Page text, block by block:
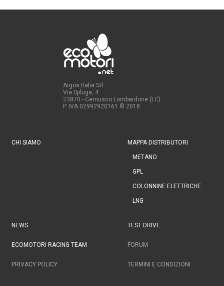
Argos Italia Srl
Via Spluga, 4
23870 - Cernusco Lombardone (LC)
P. IVA 02992920161 © 2018
CHI SIAMO MAPPA DISTRIBUTORI
METANO
GPL
COLONNINE ELETTRICHE
LNG
NEWS TEST DRIVE
ECOMOTORI RACING TEAM FORUM
PRIVACY POLICY TERMINI E CONDIZIONI